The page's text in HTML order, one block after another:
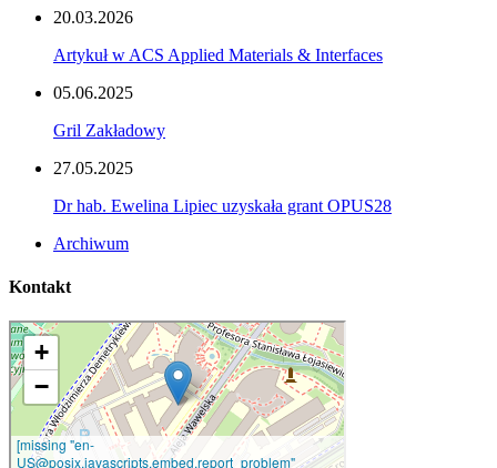
20.03.2026
Artykuł w ACS Applied Materials & Interfaces
05.06.2025
Gril Zakładowy
27.05.2025
Dr hab. Ewelina Lipiec uzyskała grant OPUS28
Archiwum
Kontakt